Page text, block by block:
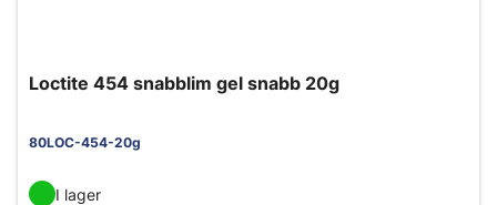
Loctite 454 snabblim gel snabb 20g
80LOC-454-20g
I lager